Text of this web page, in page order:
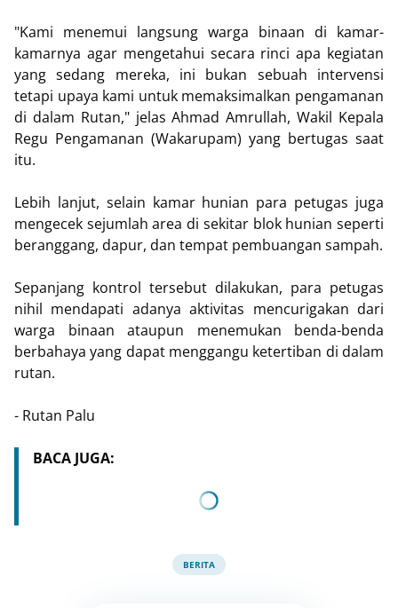
"Kami menemui langsung warga binaan di kamar-
kamarnya agar mengetahui secara rinci apa kegiatan
yang sedang mereka, ini bukan sebuah intervensi
tetapi upaya kami untuk memaksimalkan pengamanan
di dalam Rutan," jelas Ahmad Amrullah, Wakil Kepala
Regu Pengamanan (Wakarupam) yang bertugas saat
itu.
Lebih lanjut, selain kamar hunian para petugas juga
mengecek sejumlah area di sekitar blok hunian seperti
beranggang, dapur, dan tempat pembuangan sampah.
Sepanjang kontrol tersebut dilakukan, para petugas
nihil mendapati adanya aktivitas mencurigakan dari
warga binaan ataupun menemukan benda-benda
berbahaya yang dapat menggangu ketertiban di dalam
rutan.
- Rutan Palu
BACA JUGA:
BERITA